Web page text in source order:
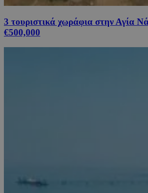
3 τουριστικά χωράφια στην Αγία
€500,000